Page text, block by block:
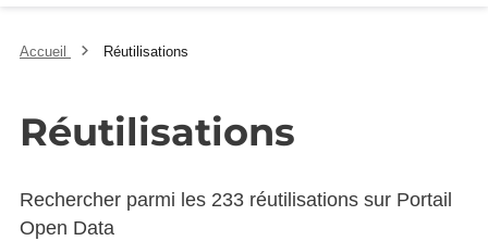
Accueil Réutilisations
Réutilisations
Rechercher parmi les 233 réutilisations sur Portail
Open Data